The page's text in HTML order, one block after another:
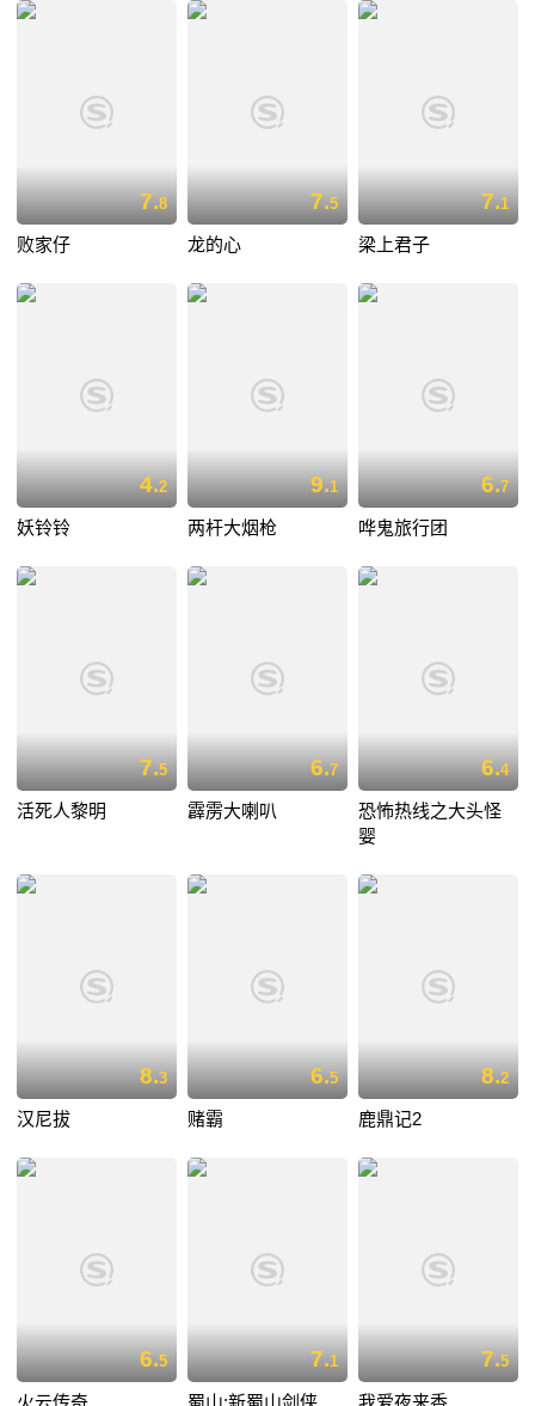
7.8
败家仔
7.5
龙的心
7.1
梁上君子
4.2
妖铃铃
9.1
两杆大烟枪
6.7
哗鬼旅行团
7.5
活死人黎明
6.7
霹雳大喇叭
6.4
恐怖热线之大头怪
婴
8.3
汉尼拔
6.5
赌霸
8.2
鹿鼎记2
6.5 7.1 7.5